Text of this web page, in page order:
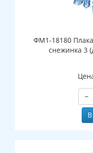
ФМ1-18180
снежинка 3
−